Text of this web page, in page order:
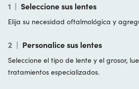
1 | Seleccione sus lentes
Elija su necesidad oftalmológica y
2 | Personalice sus lentes
Seleccione el tipo de lente y el grosor,
tratamientos especializados.